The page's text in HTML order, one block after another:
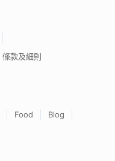
條款及細則
Food
Blog